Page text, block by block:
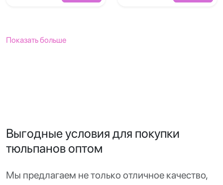
Показать больше
Выгодные условия для покупки
тюльпанов оптом
Мы предлагаем не только отличное качество,